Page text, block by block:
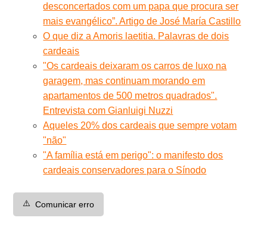
desconcertados com um papa que procura ser
mais evangélico”. Artigo de José María Castillo
O que diz a Amoris laetitia. Palavras de dois
cardeais
"Os cardeais deixaram os carros de luxo na
garagem, mas continuam morando em
apartamentos de 500 metros quadrados".
Entrevista com Gianluigi Nuzzi
Aqueles 20% dos cardeais que sempre votam
"não"
"A família está em perigo": o manifesto dos
cardeais conservadores para o Sínodo
⚠️ Comunicar erro